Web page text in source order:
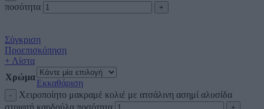
ποσότητα
Σύγκριση
Προεπισκόπηση
+ Λίστα
Χρώμα
Εκκαθάριση
Χειροποίητο μακραμέ κολιέ με ατσάλινη ασημί αλυσίδα
στριφτή καρδούλα ποσότητα